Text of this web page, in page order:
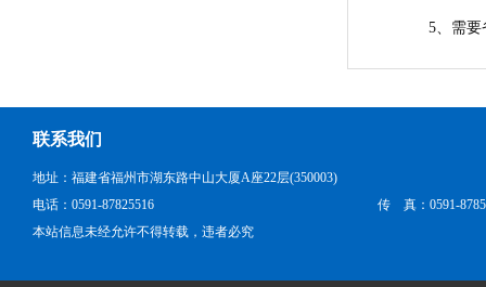
5、需要
联系我们
地址：福建省福州市湖东路中山大厦A座22层(350003)
电话：0591-87825516
传 真：0591-
本站信息未经允许不得转载，违者必究